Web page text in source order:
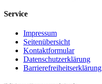
Service
Impressum
Seitenübersicht
Kontaktformular
Datenschutzerklärung
Barrierefreiheitserklärung